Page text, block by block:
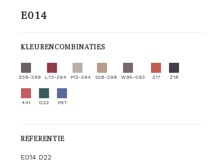
E014
KLEURENCOMBINATIES
E38-298 L73-394 P12-394 S28-298 W95-093 Z17 Z18
441 D22 H57
REFERENTIE
E014 D22